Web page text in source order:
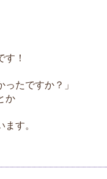
！
たですか？」
か
す。